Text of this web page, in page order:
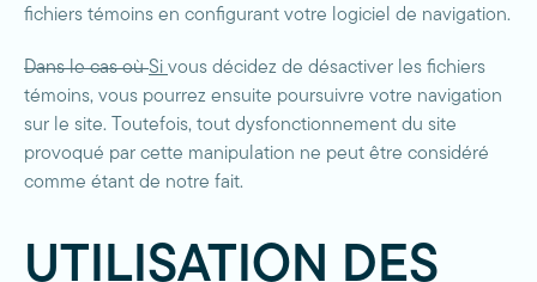
fichiers témoins en configurant votre logiciel de navigation.
Dans le cas oùSi vous décidez de désactiver les fichiers
témoins, vous pourrez ensuite poursuivre votre navigation
sur le site. Toutefois, tout dysfonctionnement du site
provoqué par cette manipulation ne peut être considéré
comme étant de notre fait.
UTILISATION DES